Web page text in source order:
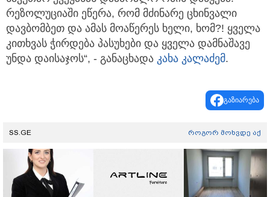
რეზოლუციაში ეწერა, რომ მძინარე ცხინვალი
დავბომბეთ და ამას მოაწერეს ხელი, ხომ?! ყველა
კითხვას ჭირდება პასუხები და ყველა დამნაშავე
უნდა დაისაჯოს“, - განაცხადა კახა კალაძემ.
გაზიარება
SS.GE როგორ მოხვდე აქ